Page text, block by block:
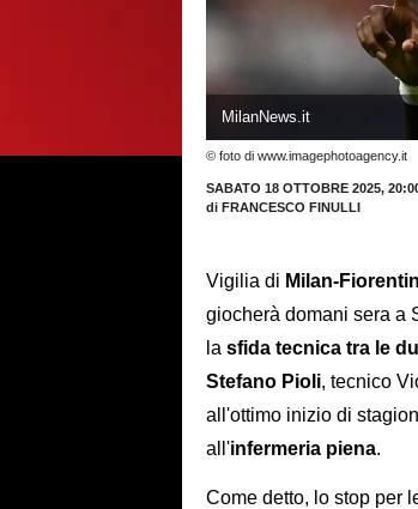
MilanNews.it
© foto di www.imagephotoagency.it
SABATO 18 OTTOBRE 2025,
di FRANCESCO FINULLI
Vigilia di Milan-
giocherà domani sera a
la sfida tecnica tra le
Stefano Pioli, tecnico
all'ottimo inizio di
all'infermeria piena.
Come detto, lo stop per